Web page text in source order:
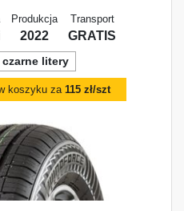
Produkcja
2022
Transport
GRATIS
czarne litery
koszyku za 115 zł/szt